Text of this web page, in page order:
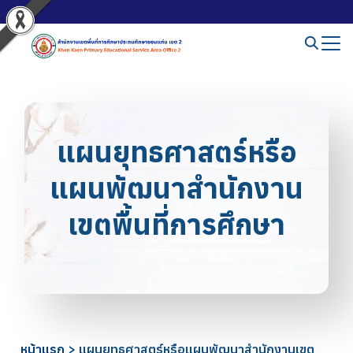
แผนยุทธศาสตร์หรือ
แผนพัฒนาสำนักงาน
เขตพื้นที่การศึกษา
หน้าแรก > แผนยุทธศาสตร์หรือแผนพัฒนาสำนักงานเขต